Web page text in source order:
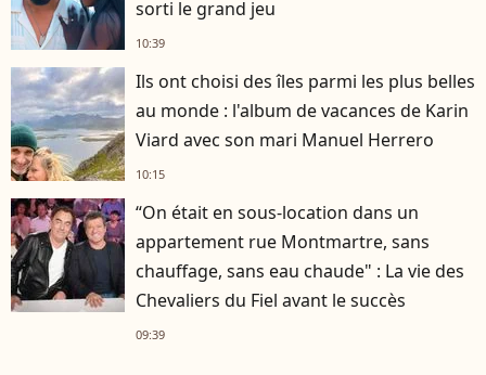
sorti le grand jeu
10:39
Ils ont choisi des îles parmi les plus belles
au monde : l'album de vacances de Karin
Viard avec son mari Manuel Herrero
10:15
“On était en sous-location dans un
appartement rue Montmartre, sans
chauffage, sans eau chaude" : La vie des
Chevaliers du Fiel avant le succès
09:39